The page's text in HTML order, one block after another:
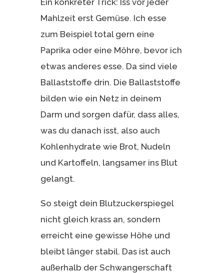
Mahlzeit erst Gemüse. Ich esse
zum Beispiel total gern eine
Paprika oder eine Möhre, bevor ich
etwas anderes esse. Da sind viele
Ballaststoffe drin. Die Ballaststoffe
bilden wie ein Netz in deinem
Darm und sorgen dafür, dass alles,
was du danach isst, also auch
Kohlenhydrate wie Brot, Nudeln
und Kartoffeln, langsamer ins Blut
gelangt.
So steigt dein Blutzuckerspiegel
nicht gleich krass an, sondern
erreicht eine gewisse Höhe und
bleibt länger stabil. Das ist auch
außerhalb der Schwangerschaft